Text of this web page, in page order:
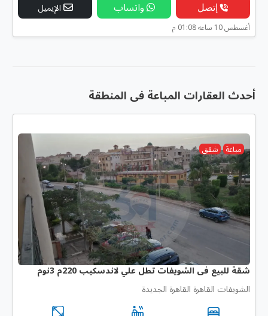
إتصل واتساب الإيميل
أغسطس 10 ساعه 01:08 م
أحدث العقارات المباعة فى المنطقة
مباعة شقق
شقة للبيع فى الشويفات تطل علي لاندسكيب 220م 3نوم
الشويفات القاهرة القاهرة الجديدة